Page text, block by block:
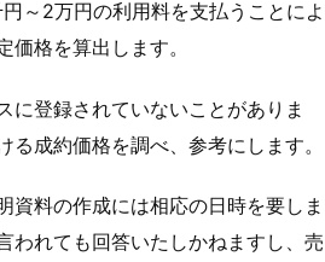
～2万円の利用料を支払うことによ
格を算出します。
に登録されていないことがありま
成約価格を調べ、参考にします。
資料の作成には相応の日時を要しま
われても回答いたしかねますし、売